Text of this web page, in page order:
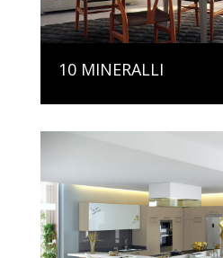
10 MINERALLI